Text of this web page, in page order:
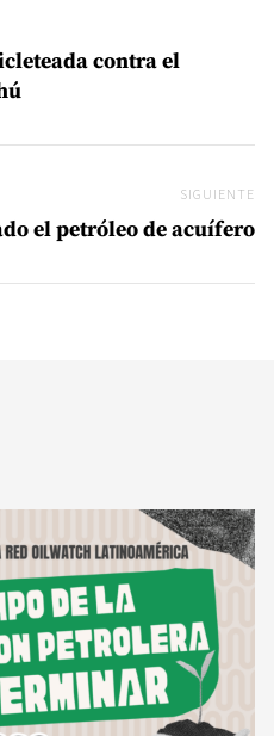
contra el
SIGUIENTE
el petróleo de acuífero